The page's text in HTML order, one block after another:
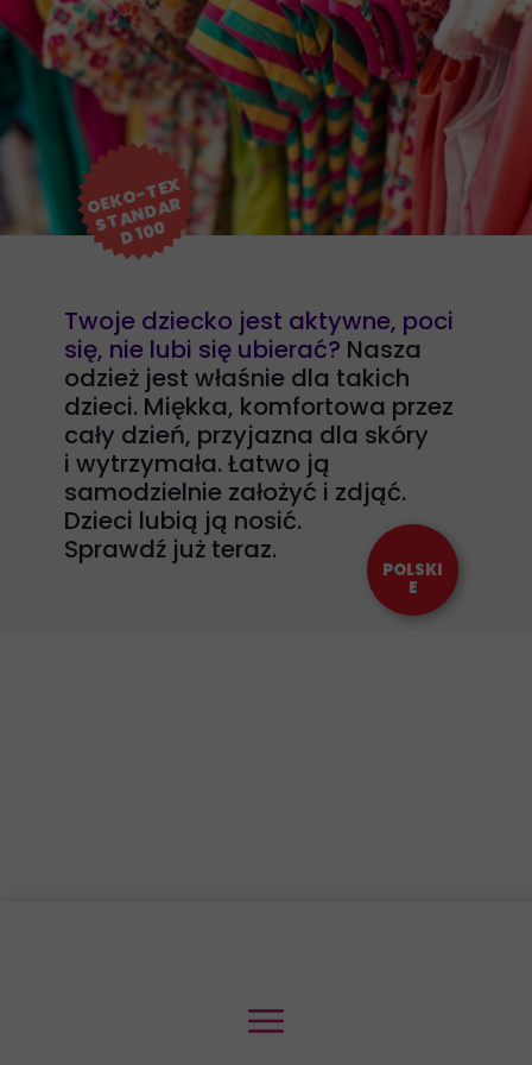
POLSKI
E
O
E
K
O
-
T
E
X
S
T
A
N
D
A
R
D 1
0
0
Twoje dziecko jest aktywne, poci
się, nie lubi się ubierać? Nasza
odzież jest właśnie dla takich
dzieci. Miękka, komfortowa przez
cały dzień, przyjazna dla skóry
i wytrzymała. Łatwo ją
samodzielnie założyć i zdjąć.
Dzieci lubią ją nosić.
Sprawdź już teraz.